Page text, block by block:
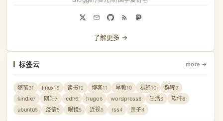
了解更多 →
标签云 more →
随笔31 linux16 读书12 博客11 早教10 易经10 群晖9
kindle7 网站7 cdn6 hugo6 wordpress6 生活6 软件6
ubuntu5 疫情5 眼镜5 近视5 rss4 亲子4